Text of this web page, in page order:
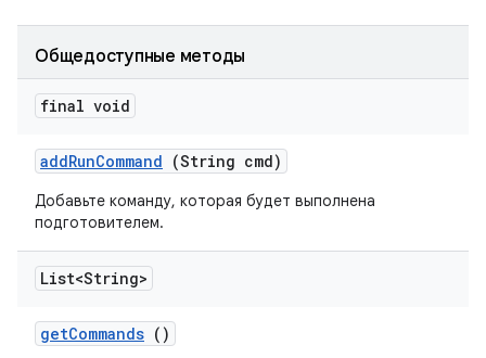
Общедоступные методы
final void
addRunCommand (String cmd)
Добавьте команду, которая будет выполнена
подготовителем.
List<String>
getCommands ()